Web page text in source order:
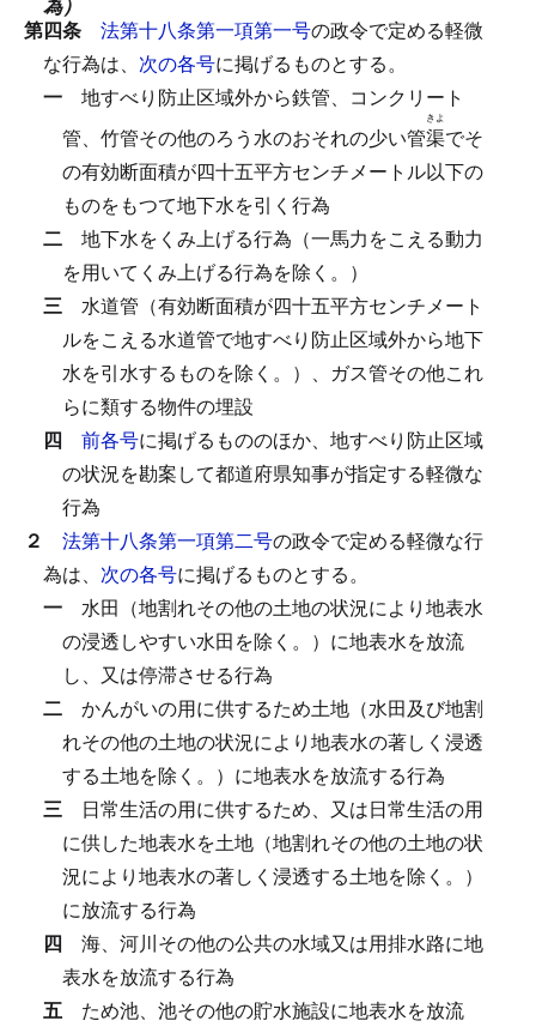
第四条 法第十八条第一項第一号の政令で定める軽微
な行為は、 次の各号に掲げるものとする。
一 地すべり防止区域外から鉄管、コンクリート
管、竹管その他のろう水のおそれの少い管渠
きよ
でそ
の有効断面積が四十五平方センチメートル以下の
ものをもつて地下水を引く行為
二 地下水をくみ上げる行為（一馬力をこえる動力
を用いてくみ上げる行為を除く。）
三 水道管（有効断面積が四十五平方センチメート
ルをこえる水道管で地すべり防止区域外から地下
水を引水するものを除く。）、ガス管その他これ
らに類する物件の埋設
四 前各号に掲げるもののほか、地すべり防止区域
の状況を勘案して都道府県知事が指定する軽微な
行為
２ 法第十八条第一項第二号の政令で定める軽微な行
為は、 次の各号に掲げるものとする。
一 水田（地割れその他の土地の状況により地表水
の浸透しやすい水田を除く。）に地表水を放流
し、又は停滞させる行為
二 かんがいの用に供するため土地（水田及び地割
れその他の土地の状況により地表水の著しく浸透
する土地を除く。）に地表水を放流する行為
三 日常生活の用に供するため、又は日常生活の用
に供した地表水を土地（地割れその他の土地の状
況により地表水の著しく浸透する土地を除く。）
に放流する行為
四 海、河川その他の公共の水域又は用排水路に地
表水を放流する行為
五 ため池、池その他の貯水施設に地表水を放流